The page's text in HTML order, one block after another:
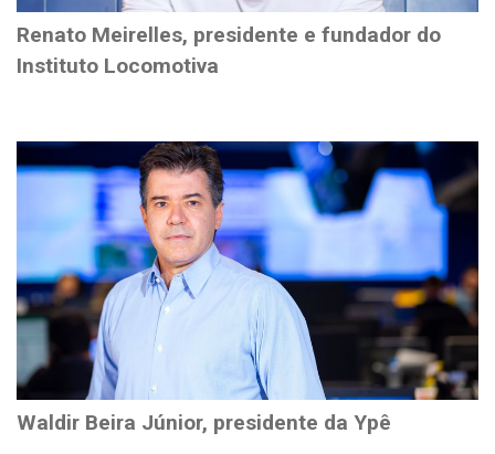
Renato Meirelles, presidente e fundador do
Instituto Locomotiva
Waldir Beira Júnior, presidente da Ypê